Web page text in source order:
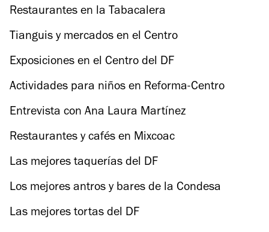
Restaurantes en la Tabacalera
Tianguis y mercados en el Centro
Exposiciones en el Centro del DF
Actividades para niños en Reforma-Centro
Entrevista con Ana Laura Martínez
Restaurantes y cafés en Mixcoac
Las mejores taquerías del DF
Los mejores antros y bares de la Condesa
Las mejores tortas del DF